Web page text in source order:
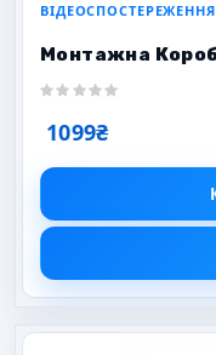
ВІДЕОСПОСТЕРЕЖЕННЯ
Монтажна
(118×59) — Чорна
1099₴